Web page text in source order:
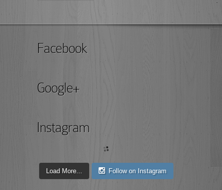
Facebook
Google+
Instagram
Load More... Follow on Instagram